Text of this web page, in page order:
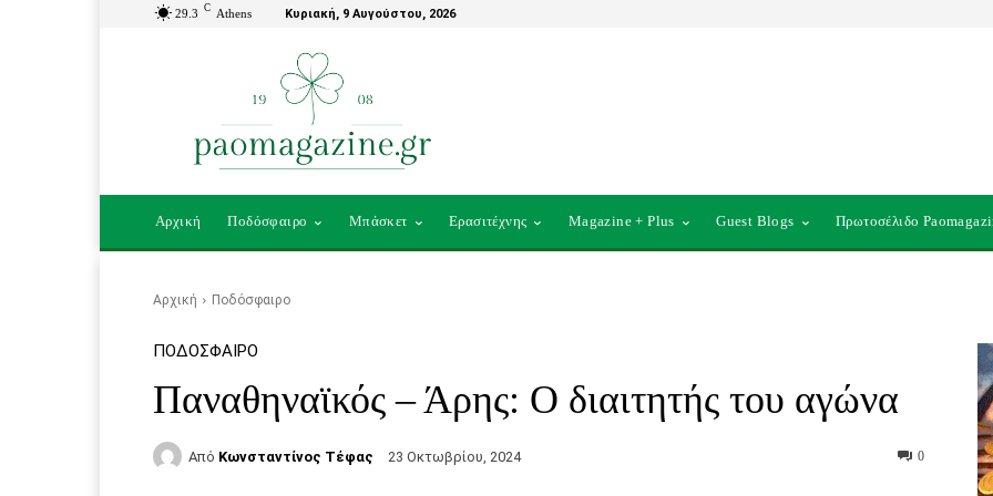
29.3 C Athens Κυριακή, 9 Αυγούστου, 2026
Αρχική Ποδόσφαιρο Μπάσκετ Ερασιτέχνης Magazine + Plus Guest Blogs Πρωτοσέλιδο
Αρχική Ποδόσφαιρο
ΠΟΔΌΣΦΑΙΡΟ
Παναθηναϊκός – Άρης: Ο διαιτητής του αγώνα
Από Κωνσταντίνος Τέφας 23 Οκτωβρίου, 2024 0